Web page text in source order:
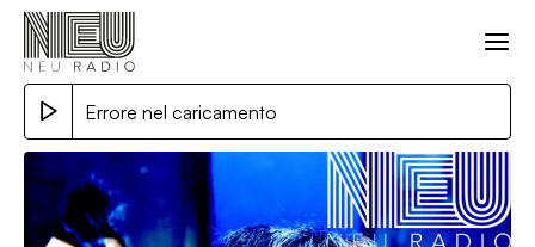
Errore nel caricamento